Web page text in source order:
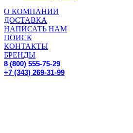
О КОМПАНИИ
ДОСТАВКА
НАПИСАТЬ НАМ
ПОИСК
КОНТАКТЫ
БРЕНДЫ
8 (800) 555-75-29
+7 (343) 269-31-99